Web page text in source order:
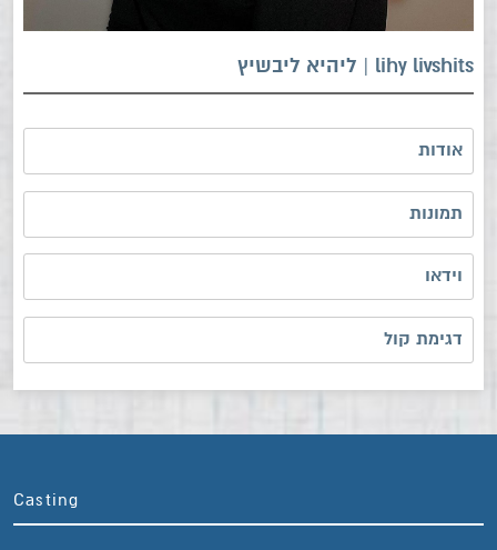
lihy livshits | ליהיא ליבשיץ
אודות
תמונות
וידאו
דגימת קול
Casting